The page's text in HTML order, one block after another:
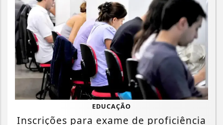
EDUCAÇÃO
Inscrições para exame de proficiência